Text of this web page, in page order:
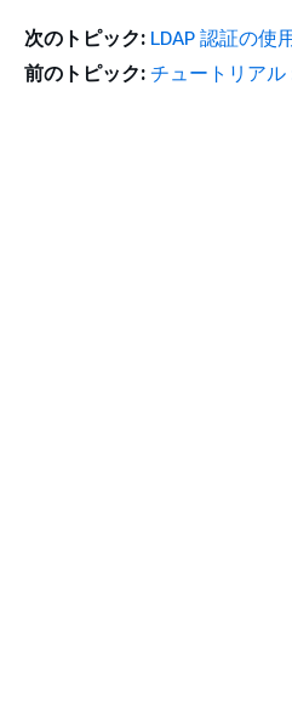
次のトピック: LDAP 認証の使
前のトピック: チュートリアル